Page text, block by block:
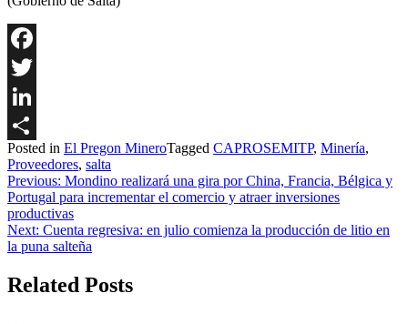
Facebook
Twitter
LinkedIn
Share
Posted in El Pregon MineroTagged CAPROSEMITP, Minería,
Proveedores, salta
Navegación
de
entradas
Previous: Mondino realizará una gira por China, Francia, Bélgica y
Portugal para incrementar el comercio y atraer inversiones
productivas
Next: Cuenta regresiva: en julio comienza la producción de litio en
la puna salteña
Related Posts